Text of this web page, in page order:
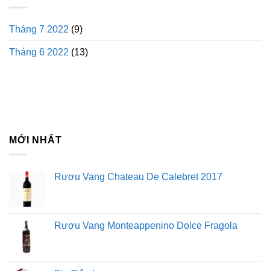
Tháng 7 2022 (9)
Tháng 6 2022 (13)
MỚI NHẤT
Rượu Vang Chateau De Calebret 2017
Rượu Vang Monteappenino Dolce Fragola